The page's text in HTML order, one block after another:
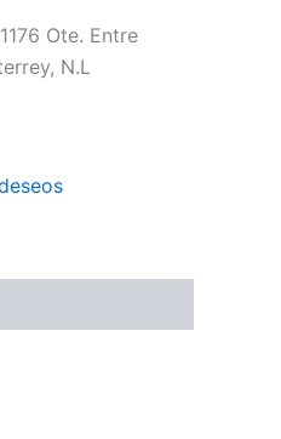
Ote. Entre
N.L